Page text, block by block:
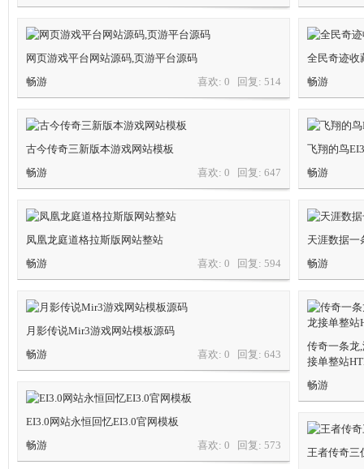
网页游戏平台网站源码,页游平台源码
喜欢: 0 回复: 514
畅游
全民奇迹收
畅游
古今传奇三新版本游戏网站模板
喜欢: 0 回复: 647
畅游
飞翔的鸟
畅游
凤凰龙庭道格拉斯版网站整站
喜欢: 0 回复: 594
畅游
天涯数据一
畅游
月影传说Mir3游戏网站模板源码
喜欢: 0 回复: 643
畅游
传奇一条龙
接单整站
畅游
EI3.0网站永恒回忆EI3.0官网模板
喜欢: 0 回复: 573
畅游
王者传奇三